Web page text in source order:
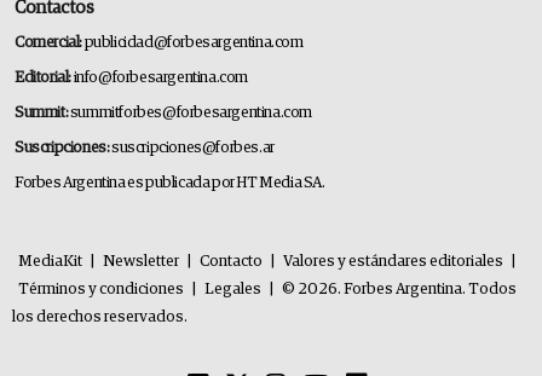
Contactos
Comercial:publicidad@forbesargentina.com
Editorial:info@forbesargentina.com
Summit:summitforbes@forbesargentina.com
Suscripciones:suscripciones@forbes.ar
Forbes Argentina es publicada por HT Media SA.
MediaKit Newsletter Contacto Valores y estándares editoriales
Términos y condiciones
Legales
© 2026. Forbes Argentina. Todos
los derechos reservados.